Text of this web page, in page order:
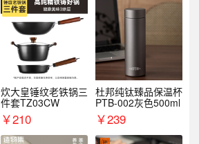
炊大皇锤纹老铁锅三
件套TZ03CW
￥210
杜邦纯钛臻品保温杯
PTB-002灰色500ml
￥239